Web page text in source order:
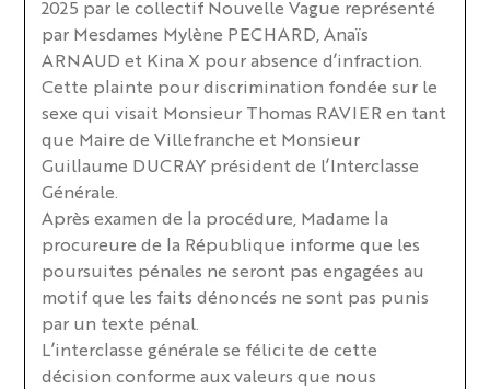
2025 par le collectif Nouvelle Vague représenté
par Mesdames Mylène PECHARD, Anaïs
ARNAUD et Kina X pour absence d’infraction.
Cette plainte pour discrimination fondée sur le
sexe qui visait Monsieur Thomas RAVIER en tant
que Maire de Villefranche et Monsieur
Guillaume DUCRAY président de l’Interclasse
Générale.
Après examen de la procédure, Madame la
procureure de la République informe que les
poursuites pénales ne seront pas engagées au
motif que les faits dénoncés ne sont pas punis
par un texte pénal.
L’interclasse générale se félicite de cette
décision conforme aux valeurs que nous